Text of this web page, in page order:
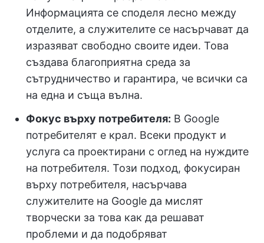
Информацията се споделя лесно между
отделите, а служителите се насърчават да
изразяват свободно своите идеи. Това
създава благоприятна среда за
сътрудничество и гарантира, че всички са
на една и съща вълна.
Фокус върху потребителя: В Google
потребителят е крал. Всеки продукт и
услуга са проектирани с оглед на нуждите
на потребителя. Този подход, фокусиран
върху потребителя, насърчава
служителите на Google да мислят
творчески за това как да решават
проблеми и да подобряват